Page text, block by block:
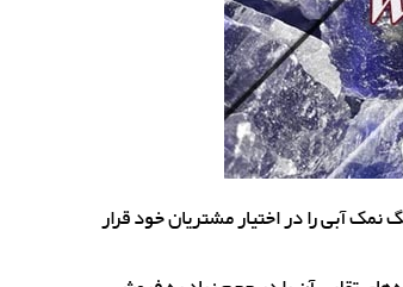
آبی را در اختیار مشتریان خود قرار